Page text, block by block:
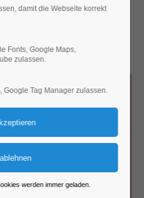
damit die Webseite korrekt
Fonts, Google Maps,
zulassen.
Google Tag Manager zulassen.
werden immer geladen.